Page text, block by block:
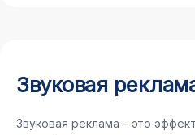
Звуковая
Звуковая реклама – это